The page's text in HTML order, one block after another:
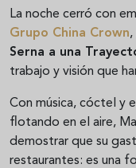
La noche cerró con
Grupo China Crown,
Serna a una
trabajo y visión que
Con música, cóctel y
flotando en el aire,
demostrar que su
restaurantes: es una